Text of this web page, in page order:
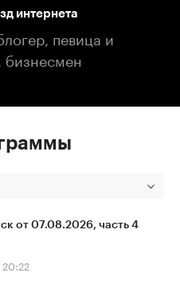
интернета
певица и
бизнесмен
от 07.08.2026, часть 4
20:22